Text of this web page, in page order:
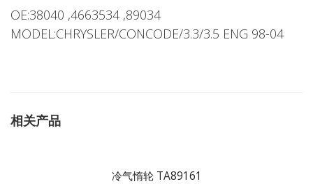
OE:38040 ,4663534 ,89034
MODEL:CHRYSLER/CONCODE/3.3/3.5 ENG 98-04
相关产品
冷气惰轮 TA89161